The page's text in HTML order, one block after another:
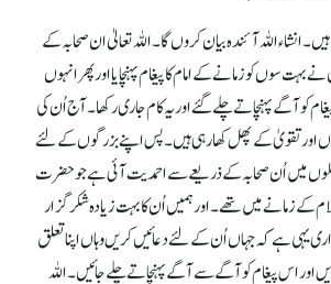
انشاء اللہ آئندہ بیان کروں گا۔ اللہ تعالیٰ ان صحابہ کے
بہت سوں کو زمانے کے امام کا پیغام پہنچایا اور پھر انہوں
کو آگے پہنچاتے چلے گئے اور یہ کام جاری رکھا۔ آج اُن کی
اور تقویٰ کے پھل کھا رہی ہیں۔ پس اپنے بزرگوں کے لئے
میں اُن صحابہ کے ذریعے سے احمدیت آئی ہے جو حضرت
کے زمانے میں تھے۔ اور ہمیں اُن کابہت زیادہ شکر گزار
یہی ہے کہ جہاں اُن کے لئے دعائیں کریں وہاں اپنا تعلق
اس پیغام کو آگے سے آگے پہنچاتے چلے جائیں۔ اللہ